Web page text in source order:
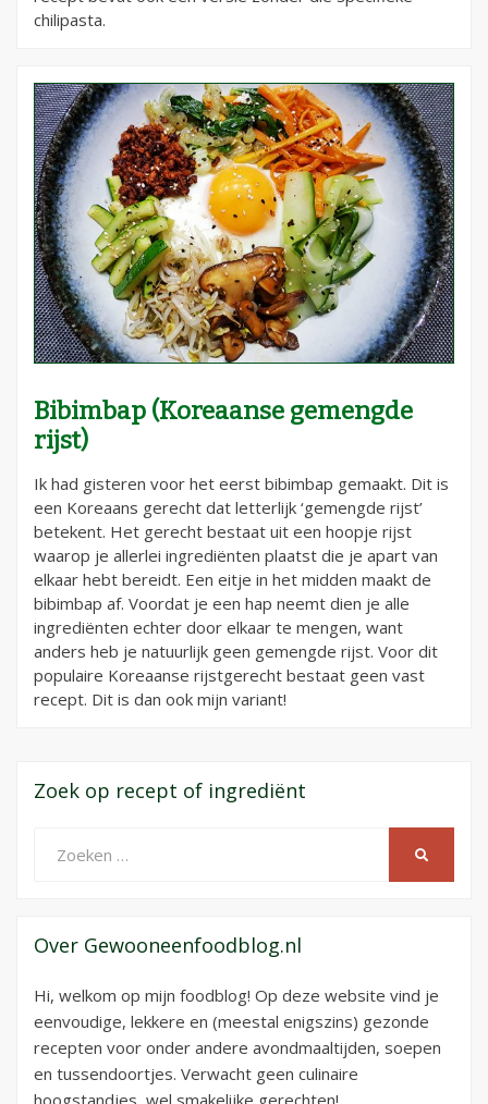
chilipasta.
Bibimbap (Koreaanse gemengde
rijst)
Ik had gisteren voor het eerst bibimbap gemaakt. Dit is
een Koreaans gerecht dat letterlijk ‘gemengde rijst’
betekent. Het gerecht bestaat uit een hoopje rijst
waarop je allerlei ingrediënten plaatst die je apart van
elkaar hebt bereidt. Een eitje in het midden maakt de
bibimbap af. Voordat je een hap neemt dien je alle
ingrediënten echter door elkaar te mengen, want
anders heb je natuurlijk geen gemengde rijst. Voor dit
populaire Koreaanse rijstgerecht bestaat geen vast
recept. Dit is dan ook mijn variant!
Zoek op recept of ingrediënt
naar:
Over Gewooneenfoodblog.nl
Hi, welkom op mijn foodblog! Op deze website vind je
eenvoudige, lekkere en (meestal enigszins) gezonde
recepten voor onder andere avondmaaltijden, soepen
en tussendoortjes. Verwacht geen culinaire